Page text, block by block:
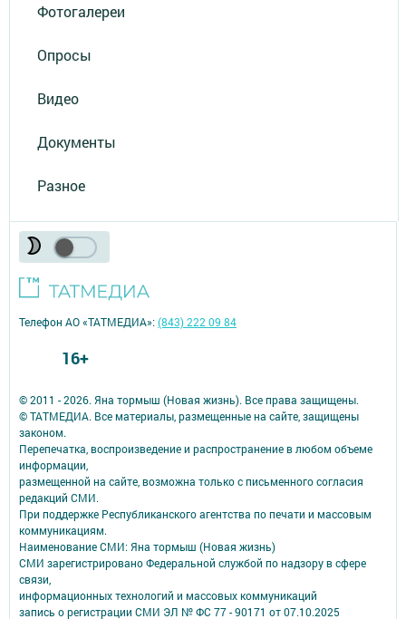
Фотогалереи
Опросы
Видео
Документы
Разное
© 2011 - 2026. Яна тормыш (Новая жизнь). Все права защищены.
© ТАТМЕДИА. Все материалы, размещенные на сайте, защищены
законом.
Перепечатка, воспроизведение и распространение в любом объеме
информации,
размещенной на сайте, возможна только с письменного согласия
редакций СМИ.
При поддержке Республиканского агентства по печати и массовым
коммуникациям.
Наименование СМИ: Яна тормыш (Новая жизнь)
СМИ зарегистрировано Федеральной службой по надзору в сфере
связи,
информационных технологий и массовых коммуникаций
запись о регистрации СМИ ЭЛ № ФС 77 - 90171 от 07.10.2025
Телефон АО «ТАТМЕДИА»:(843) 222 09 84
16+